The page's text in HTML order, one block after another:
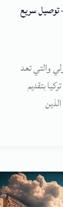
توصيل سريع
والتي تعد
بتقديم